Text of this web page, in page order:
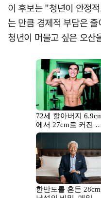
이 후보는 "청년이 안정
는 만큼 경제적 부담은
청년이 머물고 싶은 오산